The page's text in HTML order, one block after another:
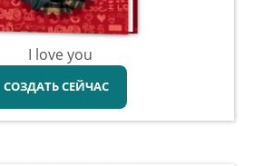
I love you
СОЗДАТЬ СЕЙЧАС